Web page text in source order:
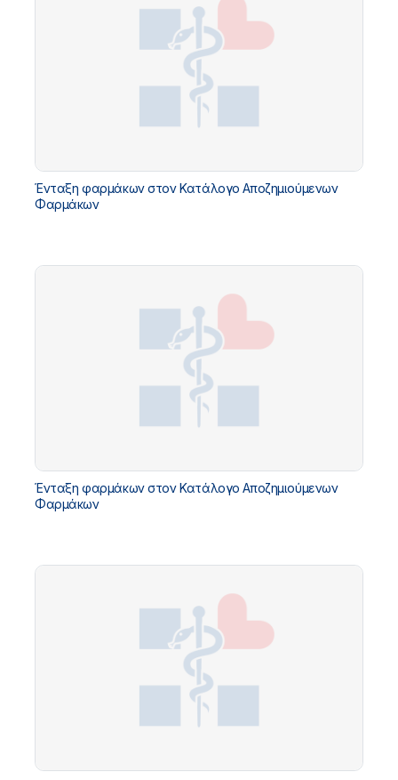
Ένταξη φαρμάκων στον Κατάλογο Αποζημιούμενων
Φαρμάκων
Ένταξη φαρμάκων στον Κατάλογο Αποζημιούμενων
Φαρμάκων